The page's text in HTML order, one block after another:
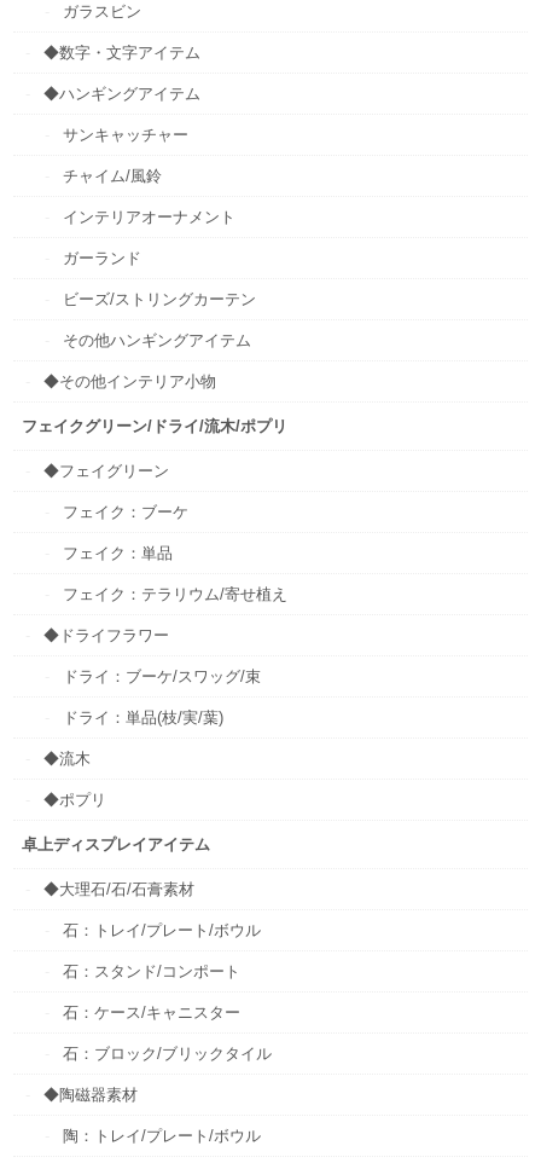
ガラスビン
◆数字・文字アイテム
◆ハンギングアイテム
サンキャッチャー
チャイム/風鈴
インテリアオーナメント
ガーランド
ビーズ/ストリングカーテン
その他ハンギングアイテム
◆その他インテリア小物
フェイクグリーン/ドライ/流木/ポプリ
◆フェイグリーン
フェイク：ブーケ
フェイク：単品
フェイク：テラリウム/寄せ植え
◆ドライフラワー
ドライ：ブーケ/スワッグ/束
ドライ：単品(枝/実/葉)
◆流木
◆ポプリ
卓上ディスプレイアイテム
◆大理石/石/石膏素材
石：トレイ/プレート/ボウル
石：スタンド/コンポート
石：ケース/キャニスター
石：ブロック/ブリックタイル
◆陶磁器素材
陶：トレイ/プレート/ボウル